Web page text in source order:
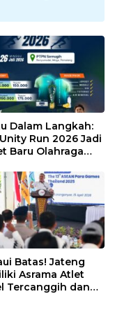
Dalam Langkah:
Run 2026 Jadi
Baru Olahraga
Batas! Jateng
Asrama Atlet
Tercanggih dan